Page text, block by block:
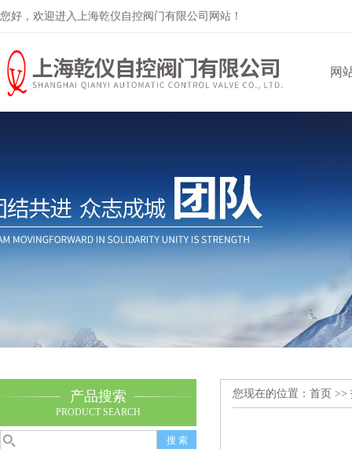
您好，欢迎进入上海乾仪自控阀门有限公司网站！
网
产品搜索
PRODUCT SEARCH
您现在的位置： 首页 >>